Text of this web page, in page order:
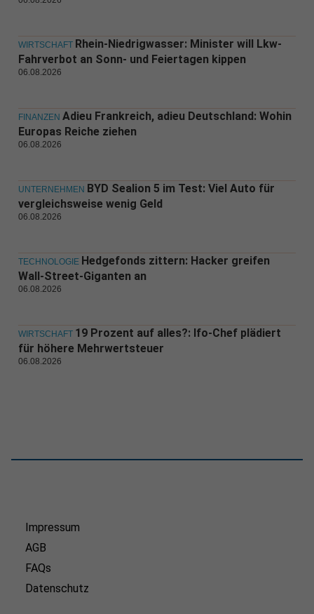
WIRTSCHAFT Rhein-Niedrigwasser: Minister will Lkw-
Fahrverbot an Sonn- und Feiertagen kippen
06.08.2026
FINANZEN Adieu Frankreich, adieu Deutschland: Wohin
Europas Reiche ziehen
06.08.2026
UNTERNEHMEN BYD Sealion 5 im Test: Viel Auto für
vergleichsweise wenig Geld
06.08.2026
TECHNOLOGIE Hedgefonds zittern: Hacker greifen
Wall-Street-Giganten an
06.08.2026
WIRTSCHAFT 19 Prozent auf alles?: Ifo-Chef plädiert
für höhere Mehrwertsteuer
06.08.2026
Impressum
AGB
FAQs
Datenschutz